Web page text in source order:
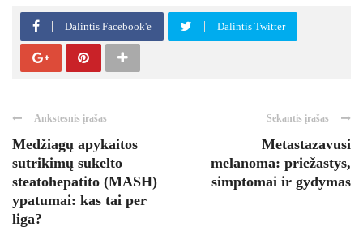
Dalintis Facebook'e Dalintis Twitter
Ankstesnis įrašas
Medžiagų apykaitos
sutrikimų sukelto
steatohepatito (MASH)
ypatumai: kas tai per
liga?
Sekantis įrašas
Metastazavusi
melanoma: priežastys,
simptomai ir gydymas